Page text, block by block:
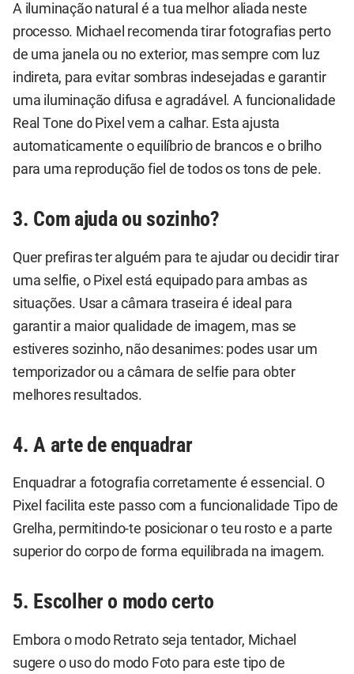
A iluminação natural é a tua melhor aliada neste
processo. Michael recomenda tirar fotografias perto
de uma janela ou no exterior, mas sempre com luz
indireta, para evitar sombras indesejadas e garantir
uma iluminação difusa e agradável. A funcionalidade
Real Tone do Pixel vem a calhar. Esta ajusta
automaticamente o equilíbrio de brancos e o brilho
para uma reprodução fiel de todos os tons de pele.
3. Com ajuda ou sozinho?
Quer prefiras ter alguém para te ajudar ou decidir tirar
uma selfie, o Pixel está equipado para ambas as
situações. Usar a câmara traseira é ideal para
garantir a maior qualidade de imagem, mas se
estiveres sozinho, não desanimes: podes usar um
temporizador ou a câmara de selfie para obter
melhores resultados.
4. A arte de enquadrar
Enquadrar a fotografia corretamente é essencial. O
Pixel facilita este passo com a funcionalidade Tipo de
Grelha, permitindo-te posicionar o teu rosto e a parte
superior do corpo de forma equilibrada na imagem.
5. Escolher o modo certo
Embora o modo Retrato seja tentador, Michael
sugere o uso do modo Foto para este tipo de